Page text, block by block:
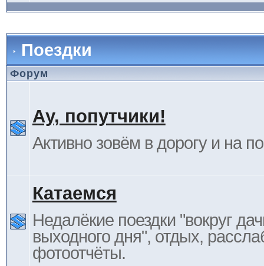
Поездки
Форум
Ау, попутчики!
Активно зовём в дорогу и на
Катаемся
Недалёкие поездки "вокруг
выходного дня", отдых,
фотоотчёты.